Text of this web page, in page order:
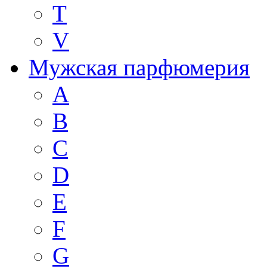
T
V
Мужская парфюмерия
A
B
C
D
E
F
G